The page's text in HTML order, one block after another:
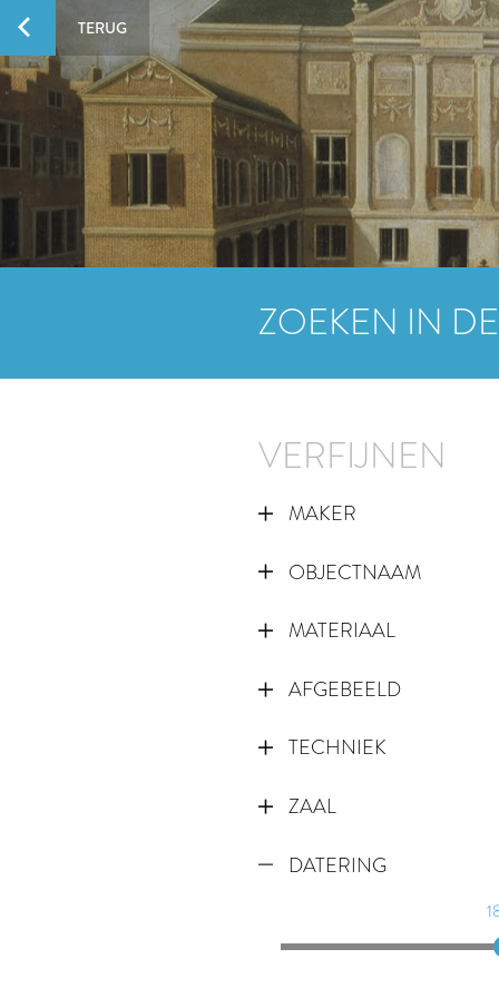
TERUG
ZOEKEN IN
VERFIJNEN
MAKER
OBJECTNAAM
MATERIAAL
AFGEBEELD
TECHNIEK
ZAAL
DATERING